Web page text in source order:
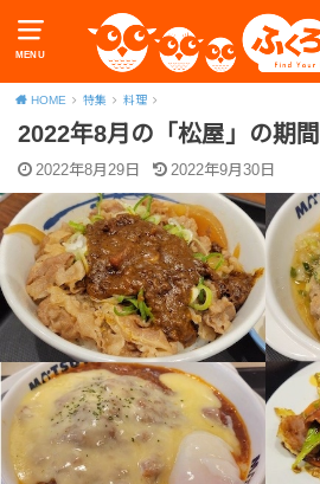
MENU
HOME 特集 料理
2022年8月の「松屋」の期
2022年8月29日 2022年9月30日